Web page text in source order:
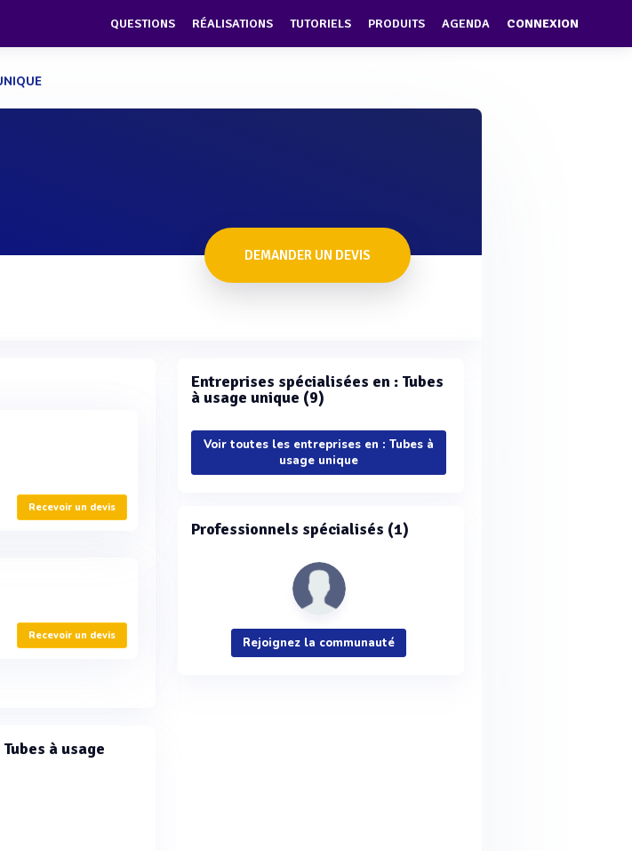
QUESTIONS RÉALISATIONS TUTORIELS PRODUITS AGENDA CONNEXION
DEMANDER UN DEVIS
Recevoir un devis
Recevoir un devis
à usage
Entreprises spécialisées en : Tubes
à usage unique (9)
Voir toutes les entreprises en : Tubes à
usage unique
Professionnels spécialisés (1)
Rejoignez la communauté